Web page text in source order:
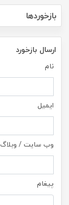
بازخوردها
ارسال بازخورد
نام
ایمیل
وب سایت / وبلاگ
پیغام